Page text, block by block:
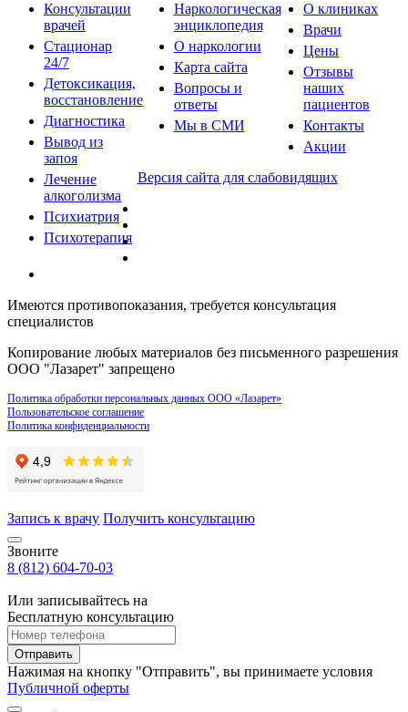
Консультации
врачей
Стационар
24/7
Детоксикация,
восстановление
Диагностика
Вывод из
запоя
Лечение
алкоголизма
Психиатрия
Психотерапия
Наркологическая
энциклопедия
О наркологии
Карта сайта
Вопросы и
ответы
Мы в СМИ
О клиниках
Врачи
Цены
Отзывы
наших
пациентов
Контакты
Акции
Версия сайта для слабовидящих
Имеются противопоказания, требуется консультация
специалистов
Копирование любых материалов без письменного разрешения
ООО "Лазарет" запрещено
Политика обработки персональных данных ООО «Лазарет»
Пользовательское соглашение
Политика конфиденциальности
Запись к врачу Получить консультацию
Звоните
8 (812) 604-70-03
Или записывайтесь на
Бесплатную консультацию
Отправить
Нажимая на кнопку "Отправить", вы принимаете условия
Публичной оферты